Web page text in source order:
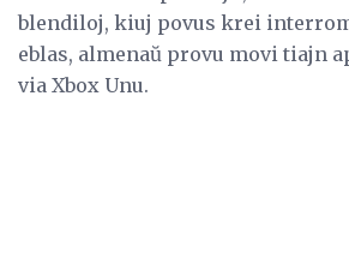
blendiloj, kiuj povus krei
eblas, almenaŭ provu movi tiajn
via Xbox Unu.